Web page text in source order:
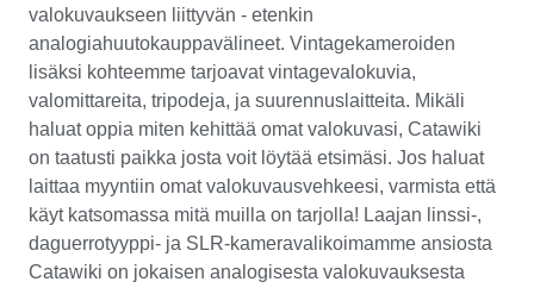
valokuvaukseen liittyvän - etenkin
analogiahuutokauppavälineet. Vintagekameroiden
lisäksi kohteemme tarjoavat vintagevalokuvia,
valomittareita, tripodeja, ja suurennuslaitteita. Mikäli
haluat oppia miten kehittää omat valokuvasi, Catawiki
on taatusti paikka josta voit löytää etsimäsi. Jos haluat
laittaa myyntiin omat valokuvausvehkeesi, varmista että
käyt katsomassa mitä muilla on tarjolla! Laajan linssi-,
daguerrotyyppi- ja SLR-kameravalikoimamme ansiosta
Catawiki on jokaisen analogisesta valokuvauksesta